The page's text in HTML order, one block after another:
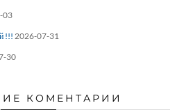
03
!!! 2026-07-31
30
КОМЕНТАРИИ